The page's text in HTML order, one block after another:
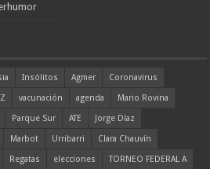
Insólitos Agmer
Coronavirus
vacunación agenda
Mario Rovina
Parque Sur ATE
Jorge Díaz
Marbot Urribarri
Clara Chauvín
Regatas elecciones TORNEO FEDERAL A